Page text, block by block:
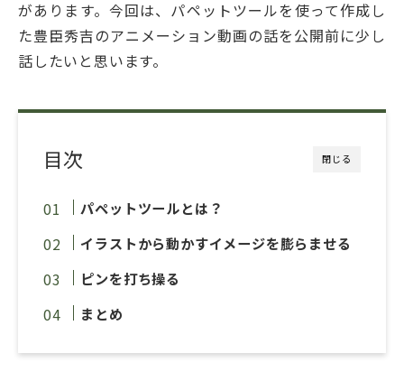
があります。今回は、パペットツールを使って作成し
た豊臣秀吉のアニメーション動画の話を公開前に少し
話したいと思います。
閉じる
目次
パペットツールとは？
イラストから動かすイメージを膨らませる
ピンを打ち操る
まとめ